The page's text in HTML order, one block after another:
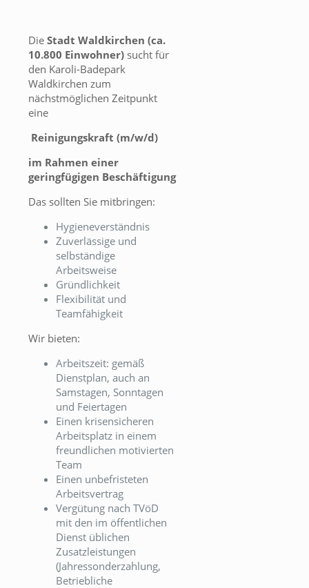
Die Stadt Waldkirchen (ca.
10.800 Einwohner) sucht für
den Karoli-Badepark
Waldkirchen zum
nächstmöglichen Zeitpunkt
eine
Reinigungskraft (m/w/d)
im Rahmen einer
geringfügigen Beschäftigung
Das sollten Sie mitbringen:
Hygieneverständnis
Zuverlässige und
selbständige
Arbeitsweise
Gründlichkeit
Flexibilität und
Teamfähigkeit
Wir bieten:
Arbeitszeit: gemäß
Dienstplan, auch an
Samstagen, Sonntagen
und Feiertagen
Einen krisensicheren
Arbeitsplatz in einem
freundlichen motivierten
Team
Einen unbefristeten
Arbeitsvertrag
Vergütung nach TVöD
mit den im öffentlichen
Dienst üblichen
Zusatzleistungen
(Jahressonderzahlung,
Betriebliche